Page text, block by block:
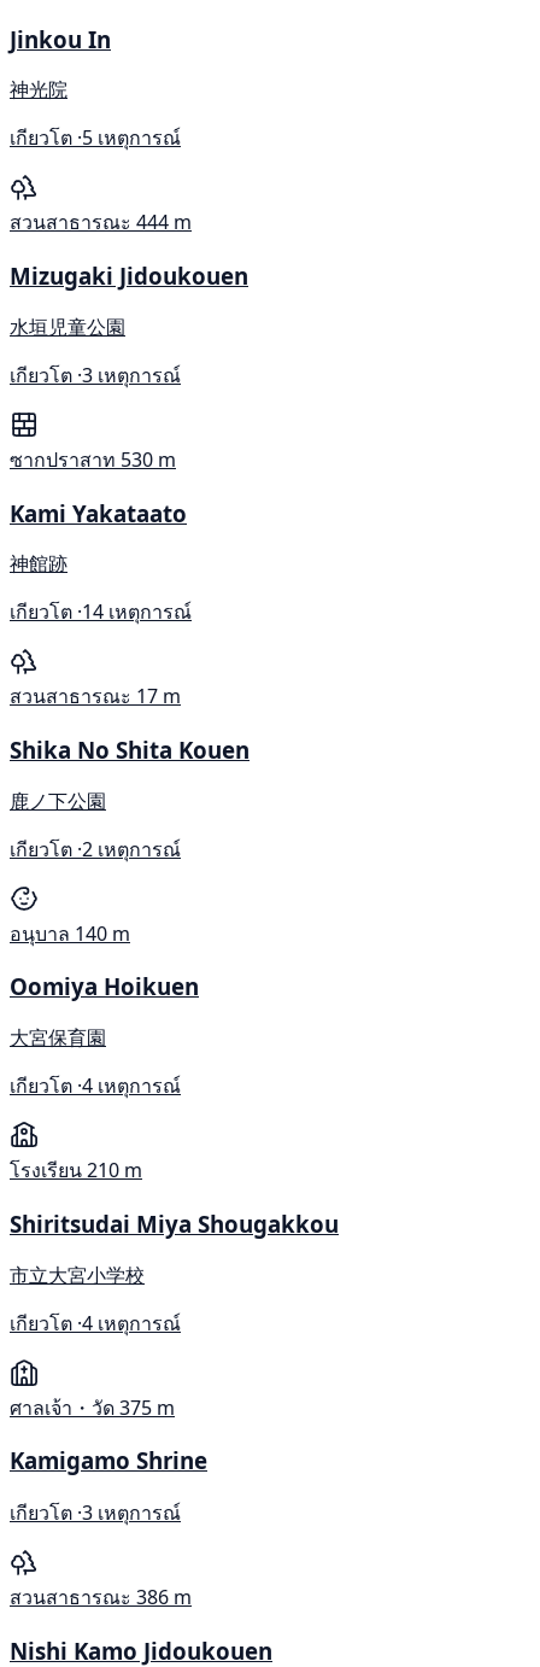
Jinkou In
神光院
เกียวโต ·5 เหตุการณ์
สวนสาธารณะ 444 m
Mizugaki Jidoukouen
水垣児童公園
เกียวโต ·3 เหตุการณ์
ซากปราสาท 530 m
Kami Yakataato
神館跡
เกียวโต ·14 เหตุการณ์
สวนสาธารณะ 17 m
Shika No Shita Kouen
鹿ノ下公園
เกียวโต ·2 เหตุการณ์
อนุบาล 140 m
Oomiya Hoikuen
大宮保育園
เกียวโต ·4 เหตุการณ์
โรงเรียน210 m
Shiritsudai Miya Shougakkou
市立大宮小学校
เกียวโต ·4 เหตุการณ์
ศาลเจ้า・วัด375 m
Kamigamo Shrine
เกียวโต ·3 เหตุการณ์
สวนสาธารณะ 386 m
Nishi Kamo Jidoukouen